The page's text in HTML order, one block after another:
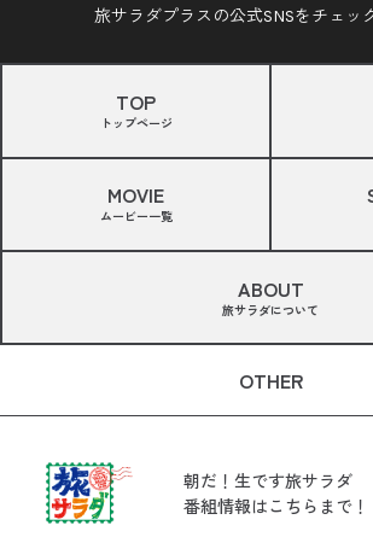
旅サラダプラスの公式SNSをチェッ
TOP
トップページ
MOVIE
ムービー一覧
ABOUT
旅サラダについて
OTHER
朝だ！生です旅サラダ
番組情報はこちらまで！